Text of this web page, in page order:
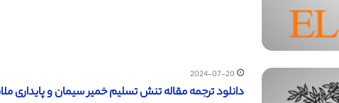
2024-07-20
دانلود ترجمه مقاله تنش تسلیم خمیر سیمان و پایداری ملات